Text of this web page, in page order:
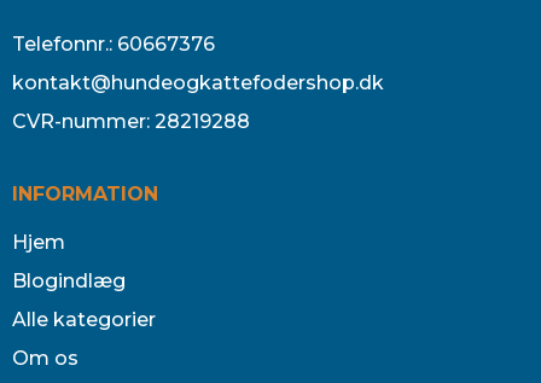
Telefonnr.: 60667376
kontakt@hundeogkattefodershop.dk
CVR-nummer: 28219288
INFORMATION
Hjem
Blogindlæg
Alle kategorier
Om os